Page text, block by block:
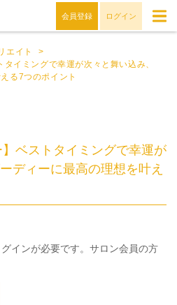
会員登録 ログイン
エイト
>
イミングで幸運が次々と舞い込み、
る7つのポイント
】ベストタイミングで幸運が
ディーに最高の理想を叶え
インが必要です。サロン会員の方